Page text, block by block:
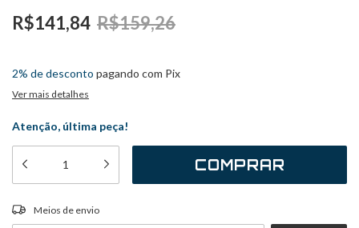
R$141,84 R$159,26
2% de desconto pagando com Pix
Ver mais detalhes
Atenção, última peça!
Entregas para o CEP:
Meios de envio